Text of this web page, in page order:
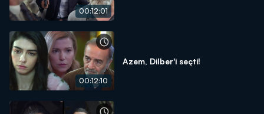
00:12:01
00:12:10
Azem, Dilber'i seçti!